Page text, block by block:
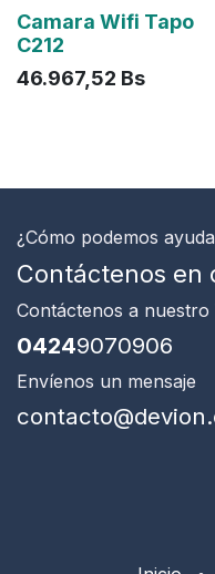
Camara Wifi Tapo
C212
46.967,52 Bs
¿Cómo podemos
Contáctenos en
Contáctenos a nuestro
04249070906
Envíenos un mensaje